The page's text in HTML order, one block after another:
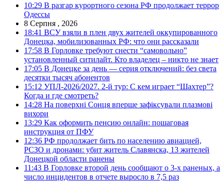
10:29 В разгар курортного сезона РФ продолжает террор
Одессы
8 Серпня , 2026
18:41 ВСУ взяли в плен двух жителей оккупированного
Донецка, мобилизованных РФ: что они рассказали
17:58 В Горловке требуют снести “самовольно”
установленный ситилайт. Кто владелец – никто не знает
17:05 В Донецке за день — серия отключений: без света
десятки тысяч абонентов
15:12 УПЛ-2026/2027. 2-й тур: С кем играет “Шахтер”?
Когда и где смотреть?
14:28 На поверхні Сонця вперше зафіксували плазмові
вихори
13:29 Как оформить пенсию онлайн: пошаговая
инструкция от ПФУ
12:36 РФ продолжает бить по населению авиацией,
РСЗО и дронами: убит житель Славянска, 13 жителей
Донецкой области ранены
11:43 В Горловке второй день сообщают о 3-х раненых, а
число инцидентов в отчете выросло в 7,5 раз